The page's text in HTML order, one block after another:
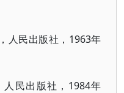
人民出版社，1963年
民出版社，1984年